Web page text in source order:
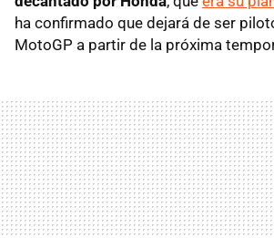
ha confirmado que dejará de ser
MotoGP a partir de la próxima